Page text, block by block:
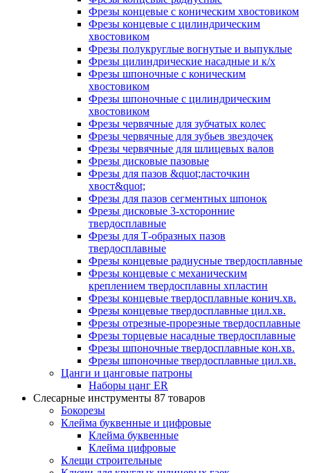
Фрезы концевые с коническим хвостовиком
Фрезы концевые с цилиндрическим
хвостовиком
Фрезы полукруглые вогнутые и выпуклые
Фрезы цилиндрические насадные и к/х
Фрезы шпоночные с коническим
хвостовиком
Фрезы шпоночные с цилиндрическим
хвостовиком
Фрезы червячные для зубчатых колес
Фрезы червячные для зубьев звездочек
Фрезы червячные для шлицевых валов
Фрезы дисковые пазовые
Фрезы для пазов &quot;ласточкин
хвост&quot;
Фрезы для пазов сегментных шпонок
Фрезы дисковые 3-хсторонние
твердосплавные
Фрезы для Т-образных пазов
твердосплавные
Фрезы концевые радиусные твердосплавные
Фрезы концевые с механическим
креплением твердосплавны хпластин
Фрезы концевые твердосплавные конич.хв.
Фрезы концевые твердосплавные цил.хв.
Фрезы отрезные-прорезные твердосплавные
Фрезы торцевые насадные твердосплавные
Фрезы шпоночные твердосплавные кон.хв.
Фрезы шпоночные твердосплавные цил.хв.
Цанги и цанговые патроны
Наборы цанг ER
Слесарные инструменты 87 товаров
Бокорезы
Клейма буквенные и цифровые
Клейма буквенные
Клейма цифровые
Клещи строительные